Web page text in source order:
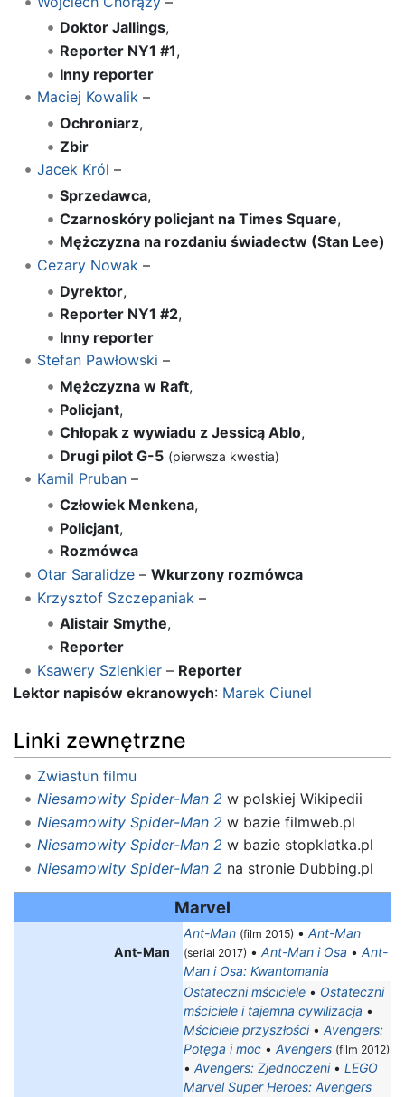
Doktor Jallings,
Reporter NY1 #1,
Inny reporter
Maciej Kowalik–
Ochroniarz,
Zbir
Jacek Król –
Sprzedawca,
Czarnoskóry policjant na Times Square,
Mężczyzna na rozdaniu świadectw (Stan Lee)
Cezary Nowak –
Dyrektor,
Reporter NY1 #2,
Inny reporter
Stefan Pawłowski –
Mężczyzna w Raft,
Policjant,
Chłopak z wywiadu z Jessicą Ablo,
Drugi pilot G-5 (pierwsza kwestia)
Kamil Pruban–
Człowiek Menkena,
Policjant,
Rozmówca
Otar Saralidze– Wkurzony rozmówca
Krzysztof Szczepaniak –
Alistair Smythe,
Reporter
Ksawery Szlenkier– Reporter
Lektor napisów ekranowych: Marek Ciunel
Linki zewnętrzne
Zwiastun filmu
Niesamowity Spider-Man 2 w polskiej Wikipedii
Niesamowity Spider-Man 2 w bazie filmweb.pl
Niesamowity Spider-Man 2 w bazie stopklatka.pl
Niesamowity Spider-Man 2 na stronie Dubbing.pl
Marvel
Ant-Man
Ant-Man (film 2015) • Ant-Man
(serial 2017) • Ant-Man i Osa • Ant-
Man i Osa: Kwantomania
Ostateczni mściciele • Ostateczni
mściciele i tajemna cywilizacja •
Mściciele przyszłości• Avengers:
Potęga i moc • Avengers (film 2012)
• Avengers: Zjednoczeni• LEGO
Marvel Super Heroes: Avengers